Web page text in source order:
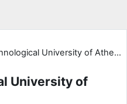
National Technological University of Athens
University of